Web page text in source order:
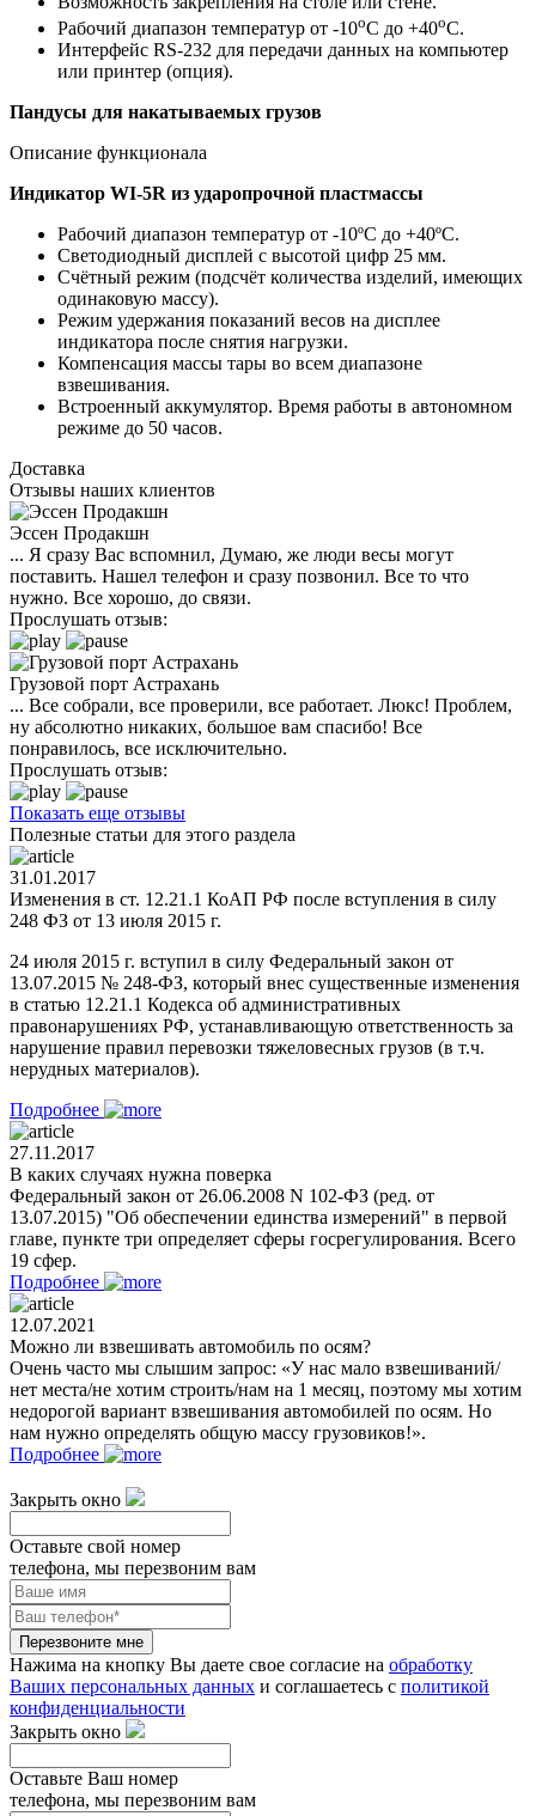
Рабочий диапазон температур от -10оС до +40оС.
Интерфейс RS-232 для передачи данных на компьютер
или принтер (опция).
Пандусы для накатываемых грузов
Описание функционала
Индикатор WI-5R из ударопрочной пластмассы
Рабочий диапазон температур от -10ºС до +40ºС.
Светодиодный дисплей с высотой цифр 25 мм.
Счётный режим (подсчёт количества изделий, имеющих
одинаковую массу).
Режим удержания показаний весов на дисплее
индикатора после снятия нагрузки.
Компенсация массы тары во всем диапазоне
взвешивания.
Встроенный аккумулятор. Время работы в автономном
режиме до 50 часов.
Доставка
Отзывы наших клиентов
Эссен Продакшн
... Я сразу Вас вспомнил, Думаю, же люди весы могут
поставить. Нашел телефон и сразу позвонил. Все то что
нужно. Все хорошо, до связи.
Прослушать отзыв:
Грузовой порт Астрахань
... Все собрали, все проверили, все работает. Люкс! Проблем,
ну абсолютно никаких, большое вам спасибо! Все
понравилось, все исключительно.
Прослушать отзыв:
Показать еще отзывы
Полезные статьи для этого раздела
31.01.2017
Изменения в ст. 12.21.1 КоАП РФ после вступления в силу
248 ФЗ от 13 июля 2015 г.
24 июля 2015 г. вступил в силу Федеральный закон от
13.07.2015 № 248-ФЗ, который внес существенные изменения
в статью 12.21.1 Кодекса об административных
правонарушениях РФ, устанавливающую ответственность за
нарушение правил перевозки тяжеловесных грузов (в т.ч.
нерудных материалов).
Подробнее
27.11.2017
В каких случаях нужна поверка
Федеральный закон от 26.06.2008 N 102-ФЗ (ред. от
13.07.2015) "Об обеспечении единства измерений" в первой
главе, пункте три определяет сферы госрегулирования. Всего
19 сфер.
Подробнее
12.07.2021
Можно ли взвешивать автомобиль по осям?
Очень часто мы слышим запрос: «У нас мало взвешиваний/
нет места/не хотим строить/нам на 1 месяц, поэтому мы хотим
недорогой вариант взвешивания автомобилей по осям. Но
нам нужно определять общую массу грузовиков!».
Подробнее
Закрыть окно
Оставьте свой номер
телефона, мы перезвоним вам
Перезвоните мне
Нажима на кнопку Вы даете свое согласие на обработку
Ваших персональных данных и соглашаетесь с политикой
конфиденциальности
Закрыть окно
Оставьте Ваш номер
телефона, мы перезвоним вам